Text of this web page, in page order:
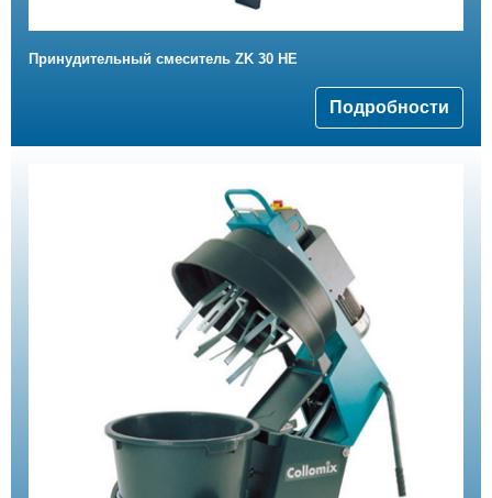
Принудительный смеситель ZK 30 HE
Подробности